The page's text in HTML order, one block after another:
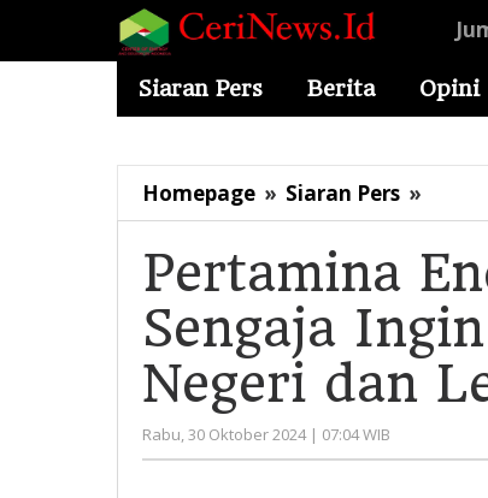
Siaran Pers Berita Opini
Homepage » Siaran Pers »
Ingin
Pertamina
Sengaja
Negeri dan
Rabu, 30 Oktober 2024 | 07:04 WIB